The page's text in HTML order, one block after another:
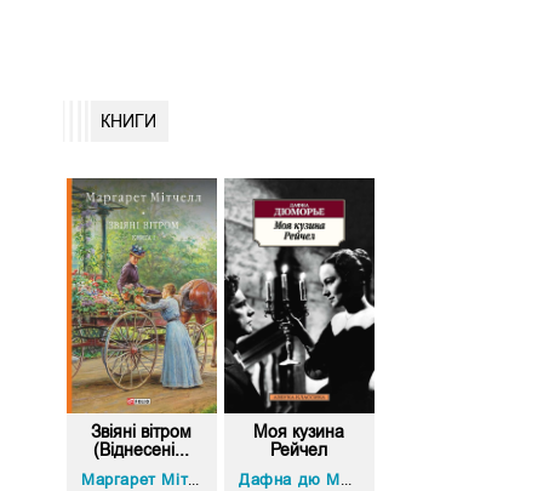
КНИГИ
Звіяні вітром
(Віднесені...
Маргарет Мітчелл
Моя кузина
Рейчел
Дафна дю Мор’є